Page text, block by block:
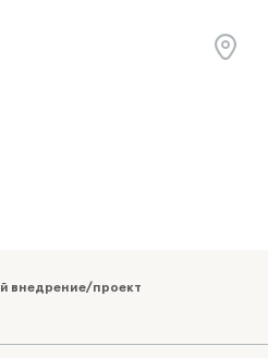
внедрение/проект